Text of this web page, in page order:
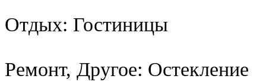
Отдых: Гостиницы
Ремонт, Другое: Остекление